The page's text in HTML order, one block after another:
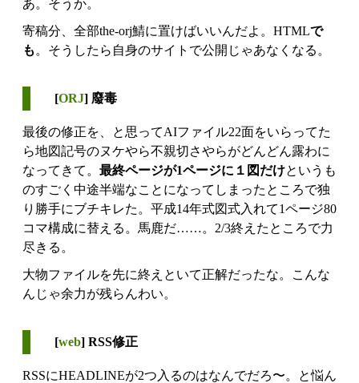
あ。そうか。
寄稿分、全部the-orj鯖に置けばいいんだよ。HTMLで
も 。そうしたら自身のサイトで公開じゃあなくなる。
[ORJ] 廢毒
最後の修正を、と思ってAIファイル22面をいらってた
ら地図記号のヌケやら不親切さやらがどんどん露わに
なってきて。 最終ページが1ページに１図だけというも
のすごく中途半端なことになってしまったところで独
り勝手にブチキレた。平成14年式図式入れて1ページ80
コマ構成に替える。馬鹿だ……。2/3終えたところで力
尽きる。
大物ファイルを先に終えといて正解だったな。こんな
んじゃ余力が残らんわい。
[web] RSS修正
RSSにHEADLINEが2つ入るのはなんでだろ〜。と悩ん